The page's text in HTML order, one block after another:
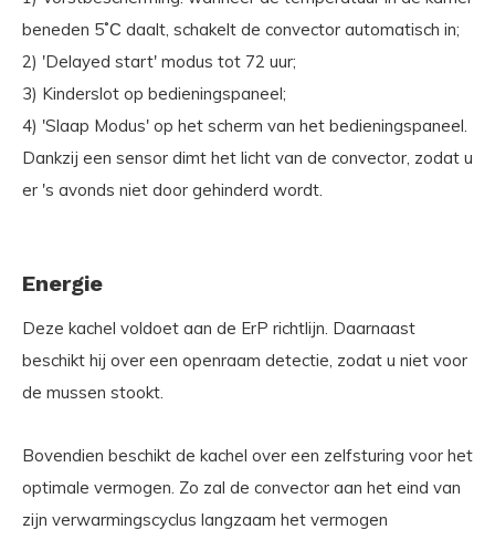
beneden 5˚С daalt, schakelt de convector automatisch in;
2) 'Delayed start' modus tot 72 uur;
3) Kinderslot op bedieningspaneel;
4) 'Slaap Modus' op het scherm van het bedieningspaneel.
Dankzij een sensor dimt het licht van de convector, zodat u
er 's avonds niet door gehinderd wordt.
Energie
Deze kachel voldoet aan de ErP richtlijn. Daarnaast
beschikt hij over een openraam detectie, zodat u niet voor
de mussen stookt.
Bovendien beschikt de kachel over een zelfsturing voor het
optimale vermogen. Zo zal de convector aan het eind van
zijn verwarmingscyclus langzaam het vermogen